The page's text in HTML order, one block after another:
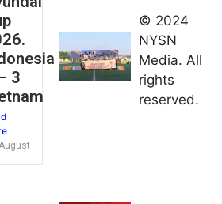
3
4, 2026
umum
Kejurnas
Panahan
Junior di
Kudus
© 2024
NYSN
Media. All
rights
reserved.